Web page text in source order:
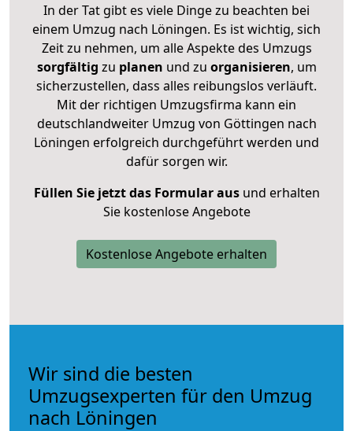
In der Tat gibt es viele Dinge zu beachten bei
einem Umzug nach Löningen. Es ist wichtig, sich
Zeit zu nehmen, um alle Aspekte des Umzugs
sorgfältig zu planen und zu organisieren, um
sicherzustellen, dass alles reibungslos verläuft.
Mit der richtigen Umzugsfirma kann ein
deutschlandweiter Umzug von Göttingen nach
Löningen erfolgreich durchgeführt werden und
dafür sorgen wir.
Füllen Sie jetzt das Formular ausund erhalten
Sie kostenlose Angebote
Kostenlose Angebote erhalten
Wir sind die besten
Umzugsexperten für den Umzug
nach Löningen